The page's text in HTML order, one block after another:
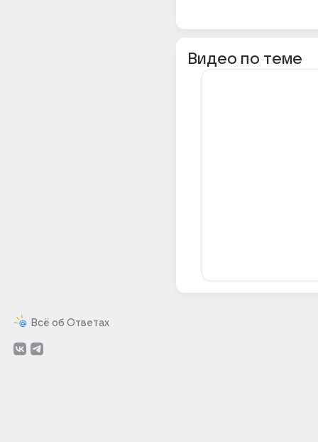
Всё об Ответах
Видео по теме